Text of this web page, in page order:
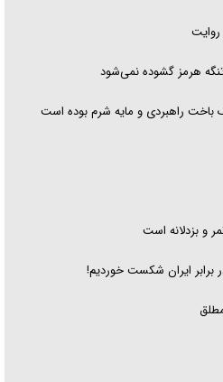
هرمز گشوده نمی‌شود
باخت راهبردی و مایه شرم بوده است
و بزدلانه است
برابر ایران شکست خوردیم!